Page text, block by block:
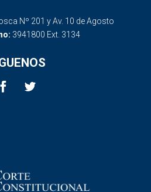
Nº 201 y Av. 10 de Agosto
3941800 Ext. 3134